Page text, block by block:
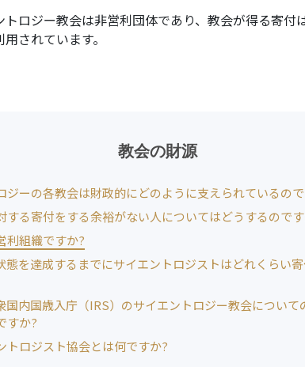
サイエントロジストに会いましょう
愛と憎しみ ―
偉大さとは何か?
ナルコ
トロジー教会は非営利団体であり、教会が得る寄付
されています。
教会の財源
ジーの各教会は財政的にどのように支えられているの
する寄付をする余裕がない人についてはどうするので
利組織ですか?
態を達成するまでにサイエントロジストはどれくらい
国内国歳入庁（IRS）のサイエントロジー教会について
すか?
トロジスト協会とは何ですか?